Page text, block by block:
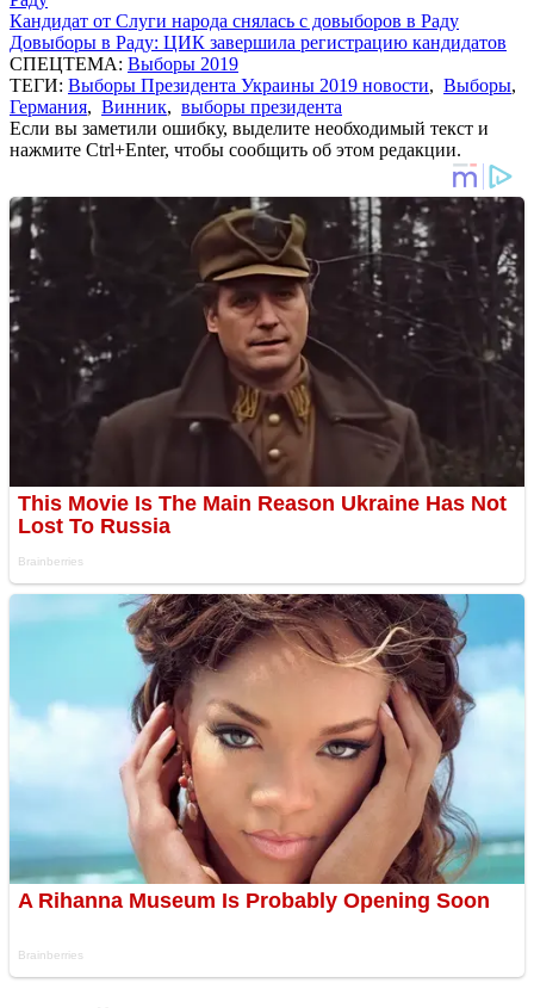
Кандидат от Слуги народа снялась с довыборов в Раду
Довыборы в Раду: ЦИК завершила регистрацию кандидатов
СПЕЦТЕМА: Выборы 2019
ТЕГИ: Выборы Президента Украины 2019 новости, Выборы,
Германия, Винник, выборы президента
Если вы заметили ошибку, выделите необходимый текст и
нажмите Ctrl+Enter, чтобы сообщить об этом редакции.